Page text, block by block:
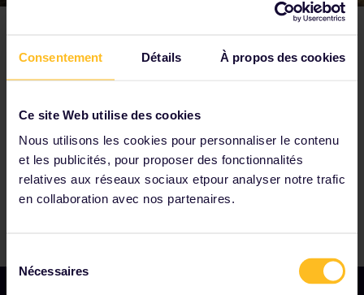
Consentement Détails À propos des cookies
Ce site Web utilise des cookies
Nous utilisons les cookies pour personnaliser le contenu
et les publicités, pour proposer des fonctionnalités
relatives aux réseaux sociaux etpour analyser notre trafic
en collaboration avec nos partenaires.
Nécessaires
Parmi nos partenaires